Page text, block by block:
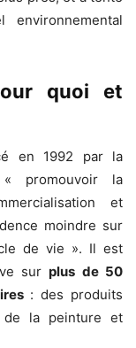
quoi et
en 1992 par la
« promouvoir la
et
moindre sur
de vie ». Il est
surplus de 50
: des produits
de la peinture et